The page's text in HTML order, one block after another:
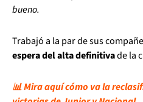
bueno.
Trabajó a la par de sus
espera del alta definitivade la
📊 Mira aquí cómo va la